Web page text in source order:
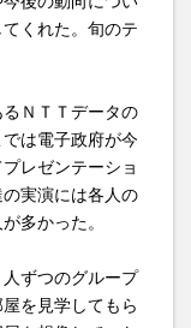
くれた。旬のテ
ＮＴＴデータの
は電子政府が今
レゼンテーショ
実演には各人の
多かった。
ずつのグループ
を見学してもら